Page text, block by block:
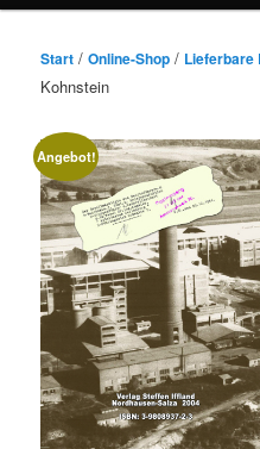
Start /Online-Shop / Lieferbare
Kohnstein
Angebot!